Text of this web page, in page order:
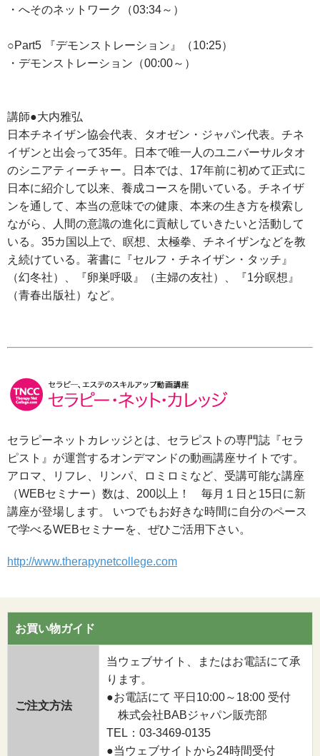
・へそのネットワーク（03:34～）
○Part5 『デモンストレーション』（10:25）
・デモンストレーション（00:00～）
講師●大内雅弘
日本チネイザン協会代表、タオゼン・ジャパン代表。チネ
イザンと出会って35年。日本で唯一人のユニバーサルタオ
のシニアティーチャー。日本では、17年前に初めて正式に
日本に紹介して以来、養成コースを開いている。チネイザ
ンを通して、本当の意味での健康、本来の生き方を模索し
ながら、人間の意識の進化に貢献していきたいと活動して
いる。35カ国以上で、瞑想、太極拳、チネイザンなどを教
え続けている。著書に『セルフ・チネイザン・タッチ』
（幻冬社）、『卵巣呼吸』（主婦の友社）、『1分瞑想』
（青春出版社）など。
セラピーネットカレッジとは、セラピストの専門誌『セラ
ピスト』が運営するオンデマンドの動画講座サイトです。
アロマ、リフレ、リンパ、ロミロミなど、受講可能な講座
（WEBセミナー）数は、200以上！ 毎月１日と15日に新
講座が登場します。 いつでもお好きな時間に自分のペース
で学べるWEBセミナーを、ぜひご活用下さい。
http://www.therapynetcollege.com
お買い物ガイド
ご注文方法
当ウェブサイト、またはお電話にて承
ります。
●お電話にて 平日10:00～18:00 受付
株式会社BABジャパン販売部
TEL：03-3469-0135
●当ウェブサイトから24時間受付